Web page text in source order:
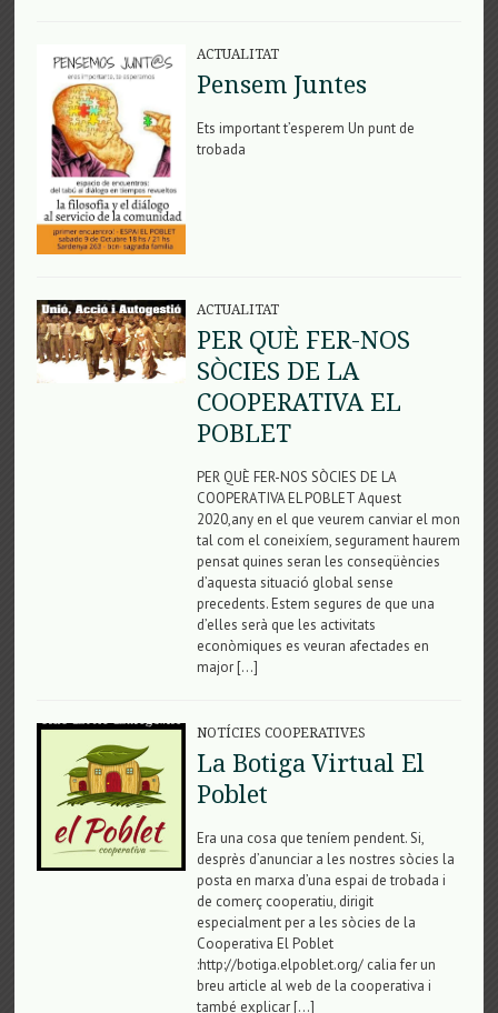
ACTUALITAT
Pensem Juntes
Ets important t’esperem Un punt de
trobada
ACTUALITAT
PER QUÈ FER-NOS
SÒCIES DE LA
COOPERATIVA EL
POBLET
PER QUÈ FER-NOS SÒCIES DE LA
COOPERATIVA EL POBLET Aquest
2020,any en el que veurem canviar el mon
tal com el coneixíem, segurament haurem
pensat quines seran les conseqüències
d’aquesta situació global sense
precedents. Estem segures de que una
d’elles serà que les activitats
econòmiques es veuran afectades en
major […]
NOTÍCIES COOPERATIVES
La Botiga Virtual El
Poblet
Era una cosa que teníem pendent. Si,
desprès d’anunciar a les nostres sòcies la
posta en marxa d’una espai de trobada i
de comerç cooperatiu, dirigit
especialment per a les sòcies de la
Cooperativa El Poblet
:http://botiga.elpoblet.org/ calia fer un
breu article al web de la cooperativa i
també explicar […]